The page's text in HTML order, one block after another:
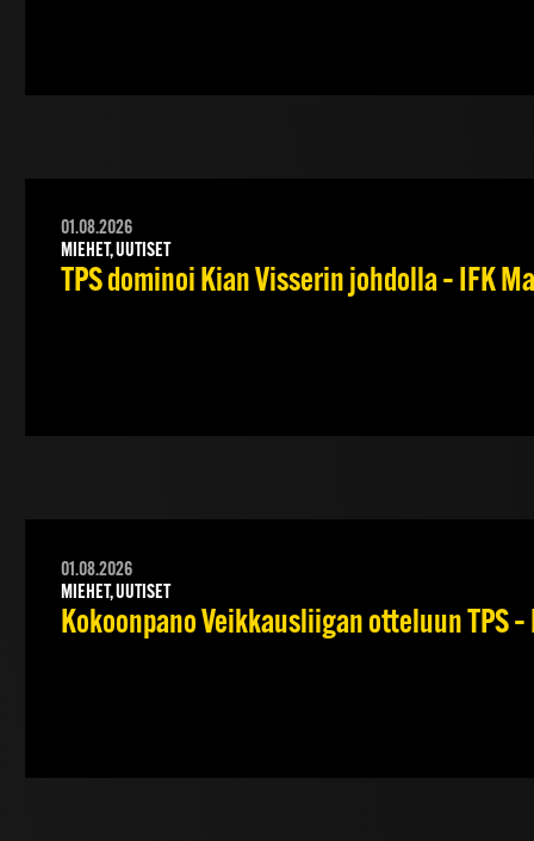
01.08.2026
MIEHET, UUTISET
TPS dominoi Kian Visserin johdolla – IFK
01.08.2026
MIEHET, UUTISET
Kokoonpano Veikkausliigan otteluun TPS